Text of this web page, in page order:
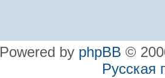
Powered by phpBB ©
Русская